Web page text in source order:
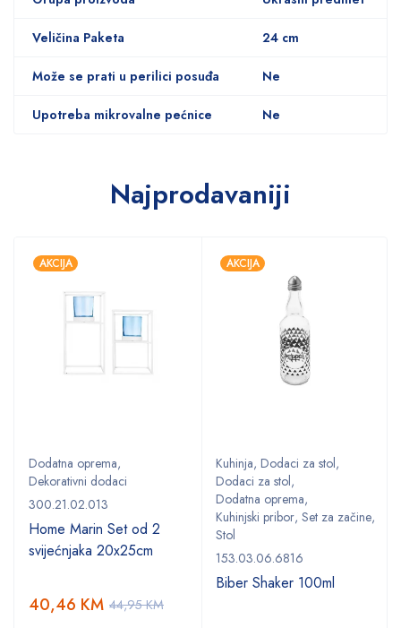
Veličina Paketa 24 cm
Može se prati u perilici posuđa Ne
Upotreba mikrovalne pećnice Ne
Najprodavaniji
AKCIJA
Dodatna oprema,
Dekorativni dodaci
300.21.02.013
Home Marin Set od 2
svijećnjaka 20x25cm
44,95KM
40,46 KM
AKCIJA
Kuhinja, Dodaci za stol,
Dodaci za stol,
Dodatna oprema,
Kuhinjski pribor, Set za začine,
Stol
153.03.06.6816
Biber Shaker 100ml